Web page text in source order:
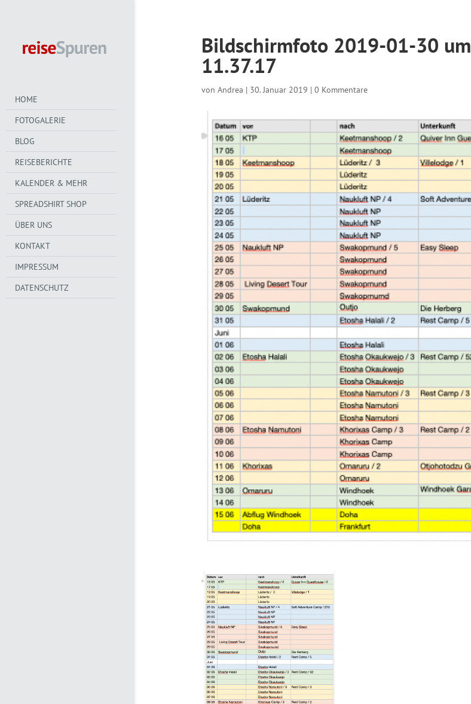
HOME
FOTOGALERIE
BLOG
REISEBERICHTE
KALENDER & MEHR
SPREADSHIRT SHOP
ÜBER UNS
KONTAKT
IMPRESSUM
DATENSCHUTZ
Bildschirmfoto 2019-01-30 um
11.37.17
von Andrea | 30. Januar 2019 | 0 Kommentare